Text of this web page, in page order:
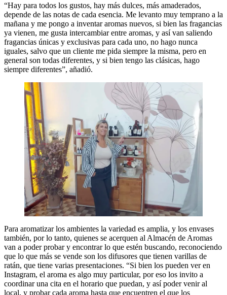
“Hay para todos los gustos, hay más dulces, más amaderados,
depende de las notas de cada esencia. Me levanto muy temprano a la
mañana y me pongo a inventar aromas nuevos, si bien las fragancias
ya vienen, me gusta intercambiar entre aromas, y así van saliendo
fragancias únicas y exclusivas para cada uno, no hago nunca
iguales, salvo que un cliente me pida siempre la misma, pero en
general son todas diferentes, y si bien tengo las clásicas, hago
siempre diferentes”, añadió.
Para aromatizar los ambientes la variedad es amplia, y los envases
también, por lo tanto, quienes se acerquen al Almacén de Aromas
van a poder probar y encontrar lo que estén buscando, reconociendo
que lo que más se vende son los difusores que tienen varillas de
ratán, que tiene varias presentaciones. “Si bien los pueden ver en
Instagram, el aroma es algo muy particular, por eso los invito a
coordinar una cita en el horario que puedan, y así poder venir al
local, y probar cada aroma hasta que encuentren el que los